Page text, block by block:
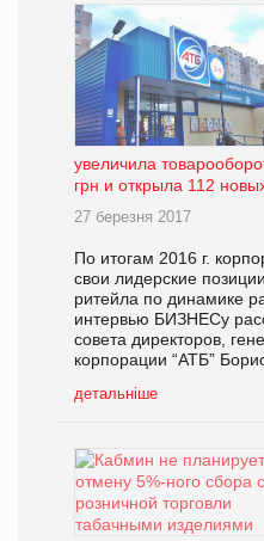
увеличила
грн и открыла 112
27 березня 2017
По итогам 2016 г.
свои лидерские
ритейла по динамике
интервью БИЗНЕСу
совета директоров,
корпорации “АТБ”
детальніше